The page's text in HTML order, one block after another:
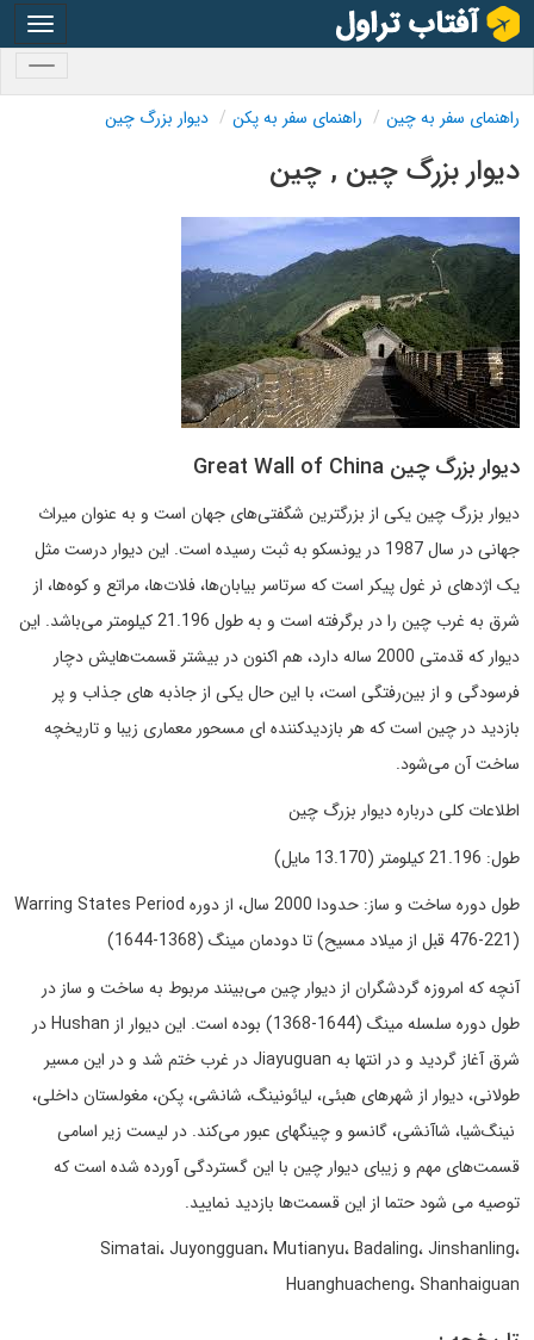
راهنمای سفر به چین راهنمای سفر به پکن دیوار بزرگ چین
دیوار بزرگ چین , چین
دیوار بزرگ چین Great Wall of China
دیوار بزرگ چین یکی از بزرگترین شگفتی‌های جهان است و به عنوان میراث
جهانی در سال 1987 در یونسکو به ثبت رسیده است. این دیوار درست مثل
یک اژدهای نر غول پیکر است که سرتاسر بیابان‌ها، فلات‌ها، مراتع و کوه‌ها، از
شرق به غرب چین را در برگرفته است و به طول 21.196 کیلومتر می‌باشد. این
دیوار که قدمتی 2000 ساله دارد، هم اکنون در بیشتر قسمت‌هایش دچار
فرسودگی و از بین‌رفتگی است، با این حال یکی از جاذبه های جذاب و پر
بازدید در چین است که هر بازدیدکننده ای مسحور معماری زیبا و تاریخچه
ساخت آن می‌شود.
اطلاعات کلی درباره دیوار بزرگ چین
طول: 21.196 کیلومتر (13.170 مایل)
طول دوره ساخت و ساز: حدودا 2000 سال، از دوره Warring States Period
(476-221 قبل از میلاد مسیح) تا دودمان مینگ (1368-1644)
آنچه که امروزه گردشگران از دیوار چین می‌بینند مربوط به ساخت و ساز در
طول دوره سلسله مینگ (1644-1368) بوده است. این دیوار از Hushan در
شرق آغاز گردید و در انتها به Jiayuguan در غرب ختم شد و در این مسیر
طولانی، دیوار از شهرهای هبئی، لیائونینگ، شانشی، پکن، مغولستان داخلی،
نینگ‌شیا، شاآنشی، گانسو و چینگهای عبور می‌کند. در لیست زیر اسامی
قسمت‌های مهم و زیبای دیوار چین با این گستردگی آورده شده است که
توصیه می شود حتما از این قسمت‌ها بازدید نمایید.
Simatai، Juyongguan، Mutianyu، Badaling، Jinshanling،
Huanghuacheng، Shanhaiguan